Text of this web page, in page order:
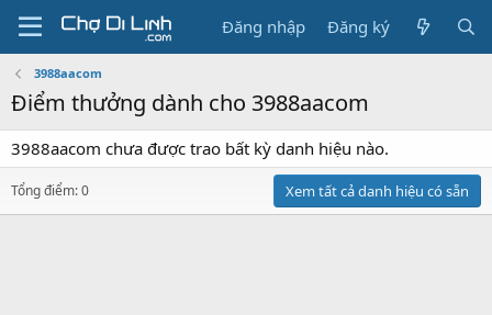
Đăng nhập Đăng ký
3988aacom
Điểm thưởng dành cho 3988aacom
3988aacom chưa được trao bất kỳ danh hiệu nào.
Tổng điểm: 0 Xem tất cả danh hiệu có sẵn